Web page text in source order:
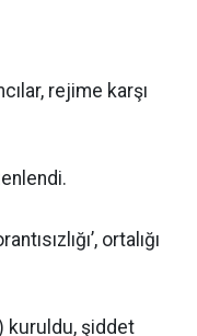
rejime karşı
ortalığı
kuruldu, şiddet